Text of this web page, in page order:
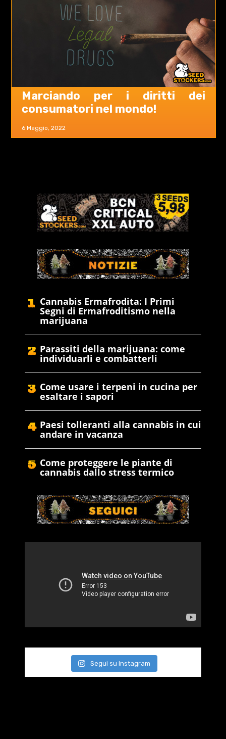
6 Maggio, 2022
Marciando per i diritti dei
consumatori nel mondo!
Cannabis Ermafrodita: I Primi
Segni di Ermafroditismo nella
marijuana
Parassiti della marijuana: come
individuarli e combatterli
Come usare i terpeni in cucina per
esaltare i sapori
Paesi tolleranti alla cannabis in cui
andare in vacanza
Come proteggere le piante di
cannabis dallo stress termico
Segui su Instagram